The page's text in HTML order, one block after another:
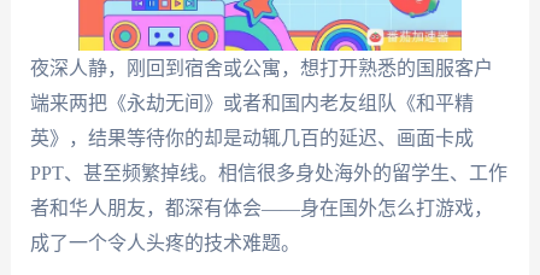
夜深人静，刚回到宿舍或公寓，想打开熟悉的国服客户
端来两把《永劫无间》或者和国内老友组队《和平精
英》，结果等待你的却是动辄几百的延迟、画面卡成
PPT、甚至频繁掉线。相信很多身处海外的留学生、工作
者和华人朋友，都深有体会——身在国外怎么打游戏，
成了一个令人头疼的技术难题。